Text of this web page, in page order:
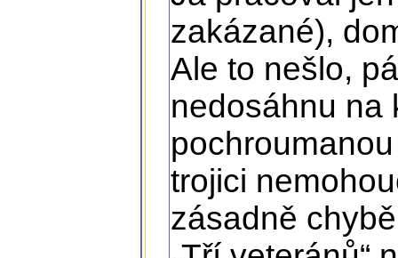
zakázané),
Ale to nešlo,
nedosáhnu na
trojici
zásadně